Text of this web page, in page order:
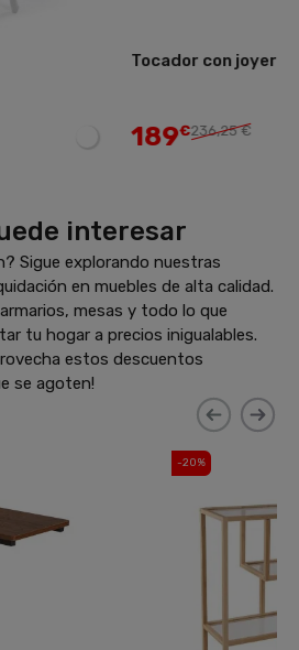
Tocador con joyero Iiris
interesar
Sigue explorando nuestras
en muebles de alta calidad.
mesas y todo lo que
tu hogar a precios inigualables.
estos descuentos
se agoten!
-20%